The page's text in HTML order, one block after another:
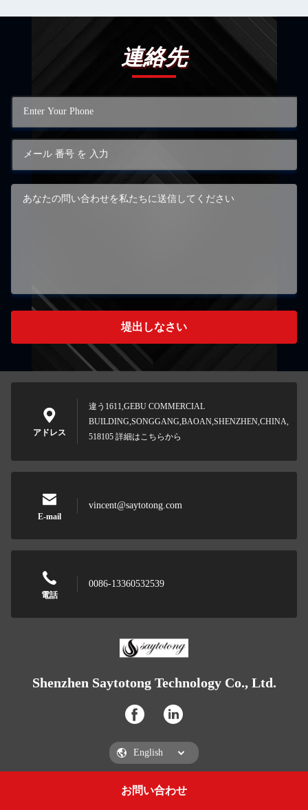
お問い合わせ
連絡先
堤出しなさい
アドレス
違う1611,GEBU COMMERCIAL
BUILDING,SONGGANG,BAOAN,SHENZHEN,CHINA,
518105 詳細はこちらから
E-mail
vincent@saytotong.com
電話
0086-13360532539
Shenzhen Saytotong Technology Co., Ltd.
Shenzhen Saytotong Technology Co., Ltd.